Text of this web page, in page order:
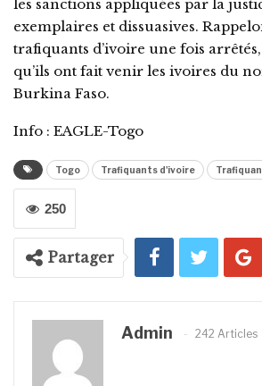
les sanctions appliquées par la
exemplaires et dissuasives.
trafiquants d’ivoire une fois
qu’ils ont fait venir les ivoires du
Burkina Faso.
Info : EAGLE-Togo
Togo Trafiquants d'ivoire
250
Partager
Admin 242 Articles